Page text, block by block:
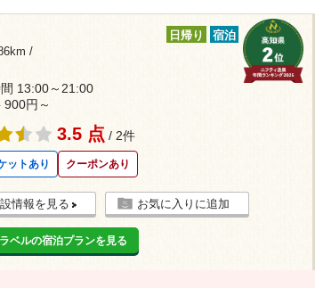
/
日帰り 宿泊
13:00～21:00
900円～
3.5 点 / 2件
ットあり クーポンあり
情報を見る お気に入りに追加
ベルの宿泊プランを見る